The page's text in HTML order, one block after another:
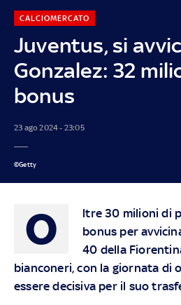
Juventus, si
Gonzalez: 32
bonus
CALCIOMERCATO
23 ago 2024 - 23:05
©Getty
O
ltre 30 milioni di
bonus per
40 della
bianconeri, con la giornata di
essere decisiva per il suo